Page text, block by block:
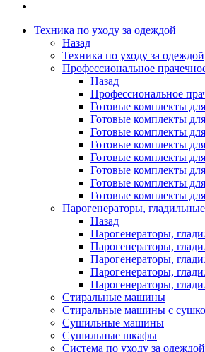
Техника по уходу за одеждой
Назад
Техника по уходу за одеждой
Профессиональное
Назад
Профессиональное
Готовые комплекты
Готовые комплекты
Готовые комплекты
Готовые комплекты
Готовые комплекты
Готовые комплекты
Готовые комплекты
Готовые комплекты
Парогенераторы,
Назад
Парогенераторы,
Парогенераторы,
Парогенераторы,
Парогенераторы,
Парогенераторы,
Стиральные машины
Стиральные машины с
Сушильные машины
Сушильные шкафы
Система по уходу за одеждой